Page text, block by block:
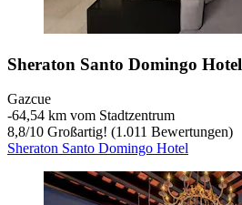
Sheraton Santo Domingo Hotel
Gazcue
‐64,54 km vom Stadtzentrum
8,8/10 Großartig! (1.011 Bewertungen)
Sheraton Santo Domingo Hotel